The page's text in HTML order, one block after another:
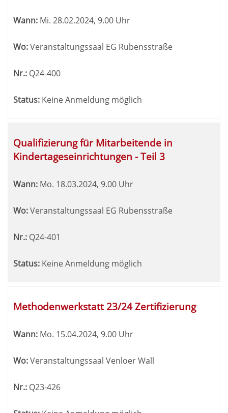
Wann: Mi. 28.02.2024, 9.00 Uhr
Wo:Veranstaltungssaal EG Rubensstraße
Nr.: Q24-400
Status: Keine Anmeldung möglich
Qualifizierung für Mitarbeitende in
Kindertageseinrichtungen - Teil 3
Wann: Mo. 18.03.2024, 9.00 Uhr
Wo:Veranstaltungssaal EG Rubensstraße
Nr.: Q24-401
Status: Keine Anmeldung möglich
Methodenwerkstatt 23/24 Zertifizierung
Wann: Mo. 15.04.2024, 9.00 Uhr
Wo:Veranstaltungssaal Venloer Wall
Nr.: Q23-426